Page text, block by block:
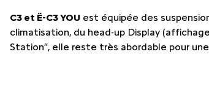
C3 et Ë-C3 YOU est équipée des
climatisation, du head-up Display
Station”, elle reste très abordable pour